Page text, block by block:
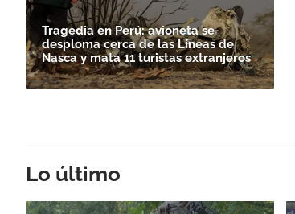
Tragedia en Perú: avioneta se
desploma cerca de las Líneas de
Nasca y mata 11 turistas extranjeros
Lo último